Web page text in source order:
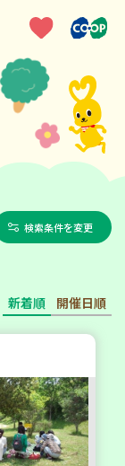
検索条件を変更
新着順 開催日順